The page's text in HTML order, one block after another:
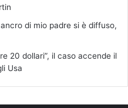
di mio padre si è diffuso,
20 dollari”, il caso accende il
Usa